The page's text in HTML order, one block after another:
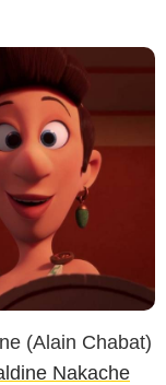
(Alain Chabat)
Nakache